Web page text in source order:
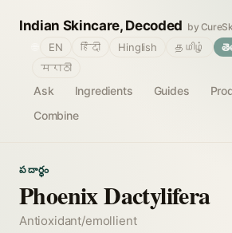
Indian Skincare, Decoded by
Ask Ingredients Guides
Combine
EN हिंदी Hinglish தமிழ்
मराठी
పదార్థం
Phoenix Dactylifera
Antioxidant/emollient